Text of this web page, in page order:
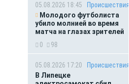
05.08.2026 18:45
Происшествия
Молодого футболиста
убило молнией во время
матча на глазах зрителей
0
98
05.08.2026 17:20
Происшествия
В Липецке